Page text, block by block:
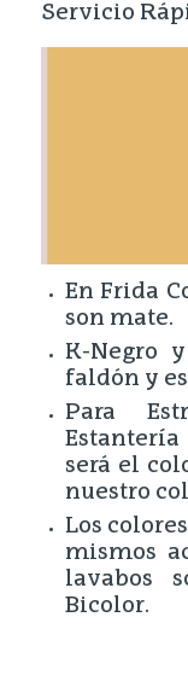
Servicio
En Frida
son mate.
K-Negro
faldón y
Para
será el
nuestro
Los
mismos
lavabos
Bicolor.